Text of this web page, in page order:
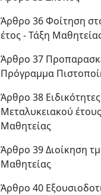
Άρθρο 36 Φοίτηση
έτος - Τάξη
Άρθρο 37
Πρόγραμμα
Άρθρο 38 Ειδικότητες
Μεταλυκειακού
Μαθητείας
Άρθρο 39 Διοίκηση
Μαθητείας
Άρθρο 40